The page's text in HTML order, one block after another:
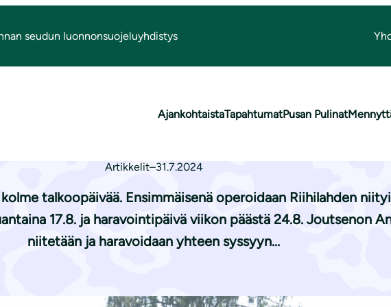
seudun luonnonsuojeluyhdistys
AjankohtaistaTapahtumatPusan Pulinat
elokuussa
elokuussa
Artikkelit–31.7.2024
talkoopäivää. Ensimmäisenä operoidaan Riihilahden
17.8. ja haravointipäivä viikon päästä 24.8. Joutsenon
niitetään ja haravoidaan yhteen syssyyn…